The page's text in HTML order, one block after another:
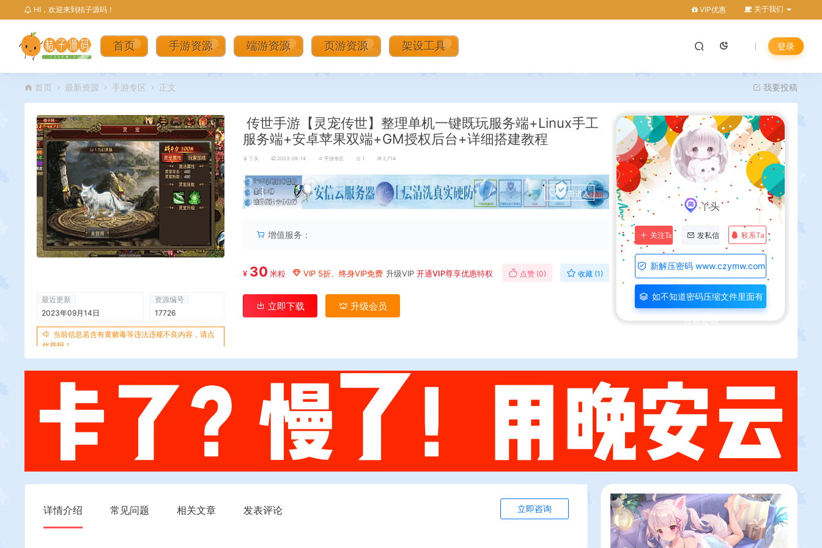
HI，欢迎来到桔子源码！ VIP优惠 关于我们
首页 手游资源 端游资源 页游资源 架设工具 登录
首页 最新资源 手游专区 正文 我要投稿
最近更新
2023年09月14日
资源编号
17726
当前信息若含有黄赌毒等违法违规不良内容，请点
此举报！
传世手游【灵宠传世】整理单机一键既玩服务端+Linux手工
服务端+安卓苹果双端+GM授权后台+详细搭建教程
丫头 2023-09-14 手游专区 1 2,714
丨 点击进入
增值服务：
¥ 30 米粒 VIP 5折、终身VIP免费 升级VIP 开通VIP尊享优惠特权 点赞 (0) 收藏 (1)
立即下载 升级会员
丫头
关注Ta 发私信 联系Ta
新解压密码 www.czymw.com
如不知道密码压缩文件里面有
详情介绍 常见问题 相关文章 发表评论 立即咨询